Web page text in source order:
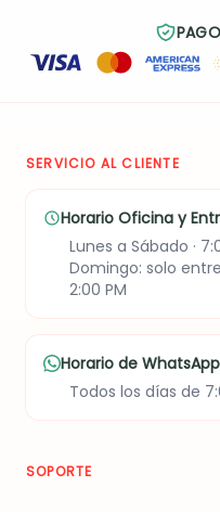
SERVICIO AL CLIENTE
Horario Oficina y
Lunes a Sábado ·
Domingo: solo
2:00 PM
Horario de WhatsApp
Todos los días de
SOPORTE